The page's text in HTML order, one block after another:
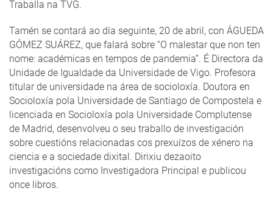
Traballa na TVG.
Tamén se contará ao día seguinte, 20 de abril, con ÁGUEDA
GÓMEZ SUÁREZ, que falará sobre “O malestar que non ten
nome: académicas en tempos de pandemia”. É Directora da
Unidade de Igualdade da Universidade de Vigo. Profesora
titular de universidade na área de socioloxía. Doutora en
Socioloxía pola Universidade de Santiago de Compostela e
licenciada en Socioloxía pola Universidade Complutense
de Madrid, desenvolveu o seu traballo de investigación
sobre cuestións relacionadas cos prexuízos de xénero na
ciencia e a sociedade dixital. Dirixiu dezaoito
investigacións como Investigadora Principal e publicou
once libros.